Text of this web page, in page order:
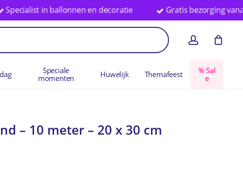
in ballonnen en decoratie Gratis bezorging vanaf € 75
Speciale
momenten
Huwelijk Themafeest % Sal
e
Close
– 10 meter – 20 x 30 cm